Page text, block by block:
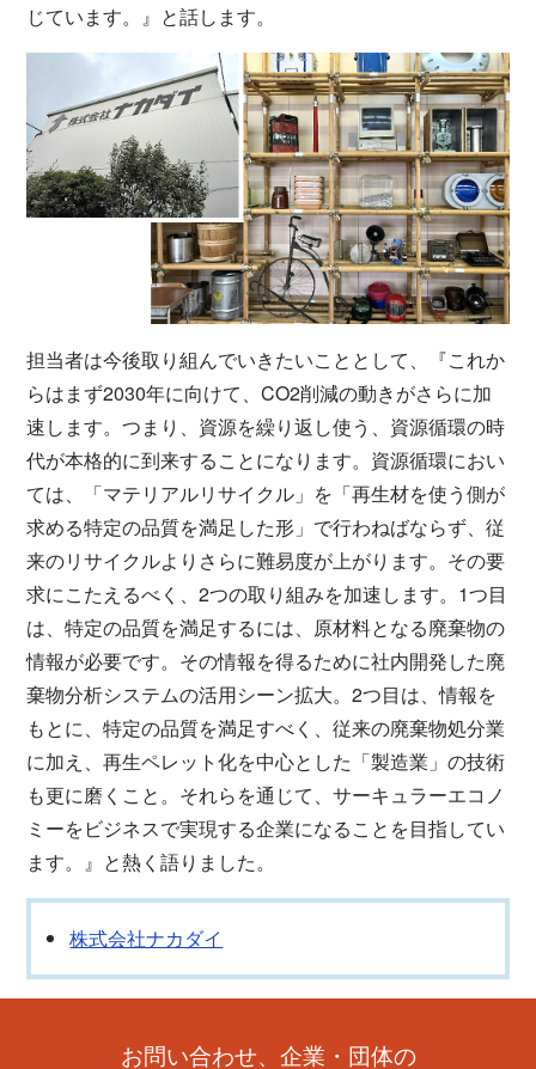
じています。』と話します。
担当者は今後取り組んでいきたいこととして、『これか
らはまず2030年に向けて、CO2削減の動きがさらに加
速します。つまり、資源を繰り返し使う、資源循環の時
代が本格的に到来することになります。資源循環におい
ては、「マテリアルリサイクル」を「再生材を使う側が
求める特定の品質を満足した形」で行わねばならず、従
来のリサイクルよりさらに難易度が上がります。その要
求にこたえるべく、2つの取り組みを加速します。1つ目
は、特定の品質を満足するには、原材料となる廃棄物の
情報が必要です。その情報を得るために社内開発した廃
棄物分析システムの活用シーン拡大。2つ目は、情報を
もとに、特定の品質を満足すべく、従来の廃棄物処分業
に加え、再生ペレット化を中心とした「製造業」の技術
も更に磨くこと。それらを通じて、サーキュラーエコノ
ミーをビジネスで実現する企業になることを目指してい
ます。』と熱く語りました。
株式会社ナカダイ
お問い合わせ、企業・団体の